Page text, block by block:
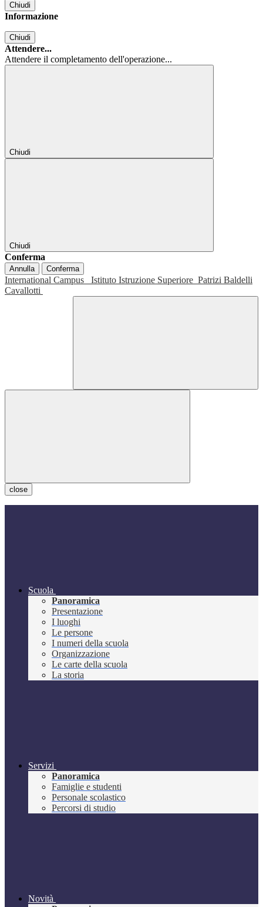
Chiudi
Informazione
Chiudi
Attendere...
Attendere il completamento dell'operazione...
Chiudi
Chiudi
Conferma
Annulla Conferma
International Campus Istituto Istruzione Superiore Patrizi Baldelli
Cavallotti
close
Scuola
Panoramica
Presentazione
I luoghi
Le persone
I numeri della scuola
Organizzazione
Le carte della scuola
La storia
Servizi
Panoramica
Famiglie e studenti
Personale scolastico
Percorsi di studio
Novità